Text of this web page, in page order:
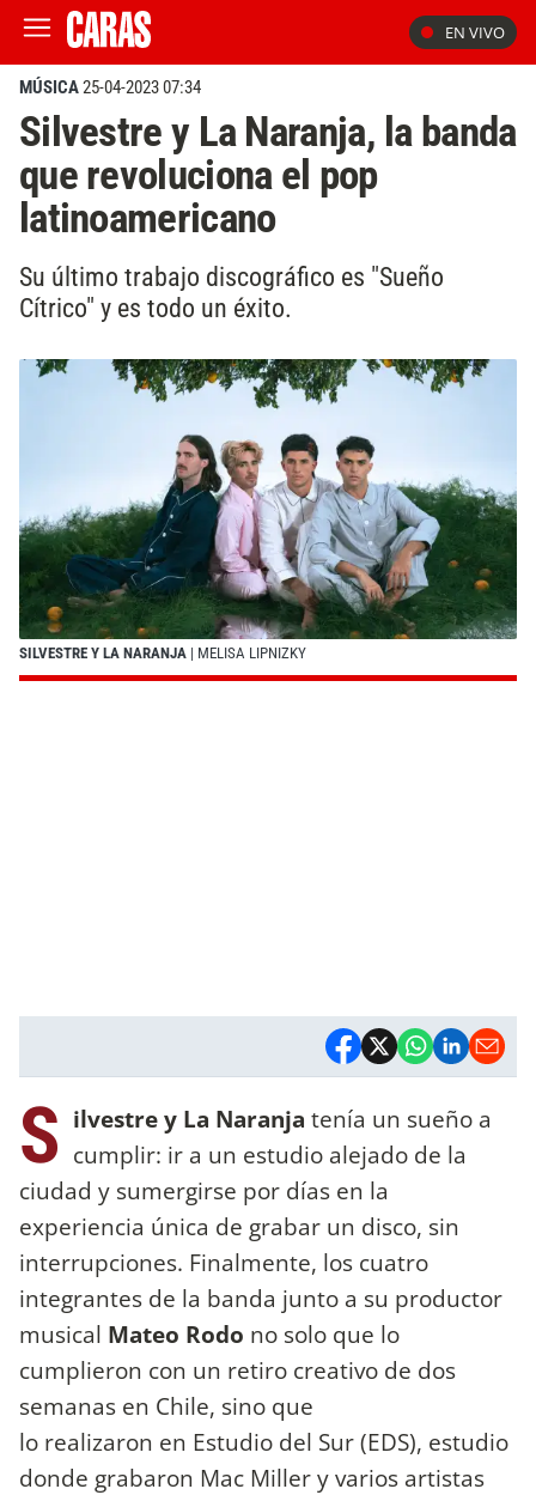
EN VIVO
MÚSICA25-04-2023 07:34
Silvestre y La Naranja, la banda
que revoluciona el pop
latinoamericano
Su último trabajo discográfico es "Sueño
Cítrico" y es todo un éxito.
SILVESTRE Y LA NARANJA | MELISA LIPNIZKY
S ilvestre y La Naranja tenía un sueño a
cumplir: ir a un estudio alejado de la
ciudad y sumergirse por días en la
experiencia única de grabar un disco, sin
interrupciones. Finalmente, los cuatro
integrantes de la banda junto a su productor
musical Mateo Rodo no solo que lo
cumplieron con un retiro creativo de dos
semanas en Chile, sino que
lo realizaron en Estudio del Sur (EDS), estudio
donde grabaron Mac Miller y varios artistas